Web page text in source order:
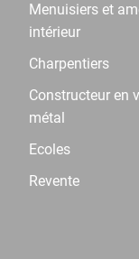
Menuisiers et
intérieur
Charpentiers
Constructeur en
métal
Ecoles
Revente